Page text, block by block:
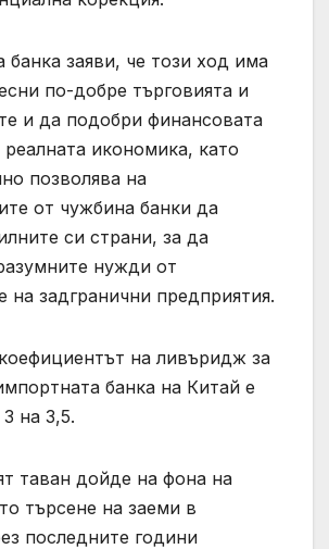
банка заяви, че този ход има
по-добре търговията и
и да подобри финансовата
икономика, като
позволява на
от чужбина банки да
си страни, за да
нужди от
на задгранични предприятия.
на ливъридж за
банка на Китай е
на 3,5.
таван дойде на фона на
търсене на заеми в
последните години